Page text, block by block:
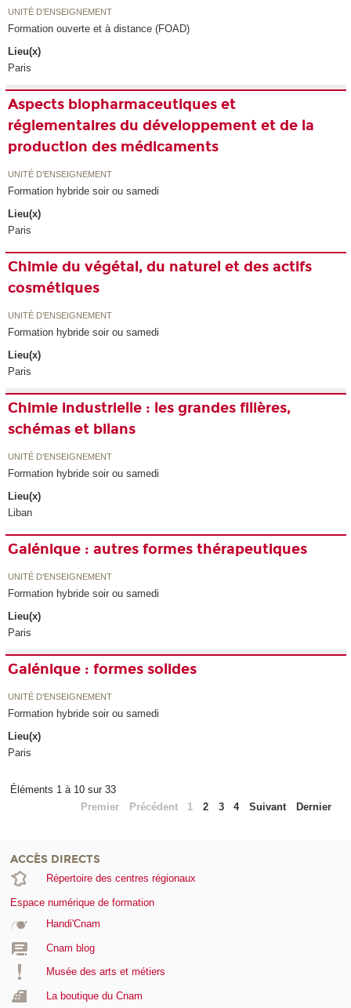
UNITÉ D’ENSEIGNEMENT
Formation ouverte et à distance (FOAD)
Lieu(x)
Paris
Aspects biopharmaceutiques et
réglementaires du développement et de la
production des médicaments
UNITÉ D’ENSEIGNEMENT
Formation hybride soir ou samedi
Lieu(x)
Paris
Chimie du végétal, du naturel et des actifs
cosmétiques
UNITÉ D’ENSEIGNEMENT
Formation hybride soir ou samedi
Lieu(x)
Paris
Chimie industrielle : les grandes filières,
schémas et bilans
UNITÉ D’ENSEIGNEMENT
Formation hybride soir ou samedi
Lieu(x)
Liban
Galénique : autres formes thérapeutiques
UNITÉ D’ENSEIGNEMENT
Formation hybride soir ou samedi
Lieu(x)
Paris
Galénique : formes solides
UNITÉ D’ENSEIGNEMENT
Formation hybride soir ou samedi
Lieu(x)
Paris
Éléments 1 à 10 sur 33
Premier
Précédent 1 2 3 4 Suivant Dernier
ACCÈS DIRECTS
Répertoire des centres régionaux
Espace numérique de formation
Handi'Cnam
Cnam blog
Musée des arts et métiers
La boutique du Cnam